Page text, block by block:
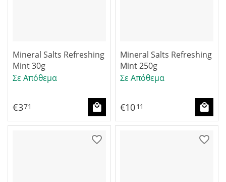
Mineral Salts Refreshing
Mint 30g
Σε Απόθεμα
€371
Mineral Salts Refreshing
Mint 250g
Σε Απόθεμα
€1011